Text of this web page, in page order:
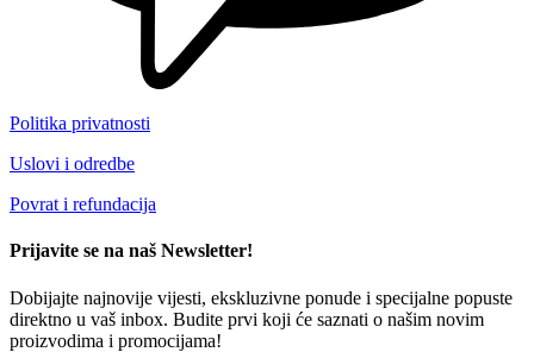
Politika privatnosti
Uslovi i odredbe
Povrat i refundacija
Prijavite se na naš Newsletter!
Dobijajte najnovije vijesti, ekskluzivne ponude i specijalne popuste
direktno u vaš inbox. Budite prvi koji će saznati o našim novim
proizvodima i promocijama!